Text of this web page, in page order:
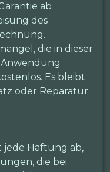
ab
des
die in dieser
Es bleibt
oder Reparatur
Haftung ab,
die bei